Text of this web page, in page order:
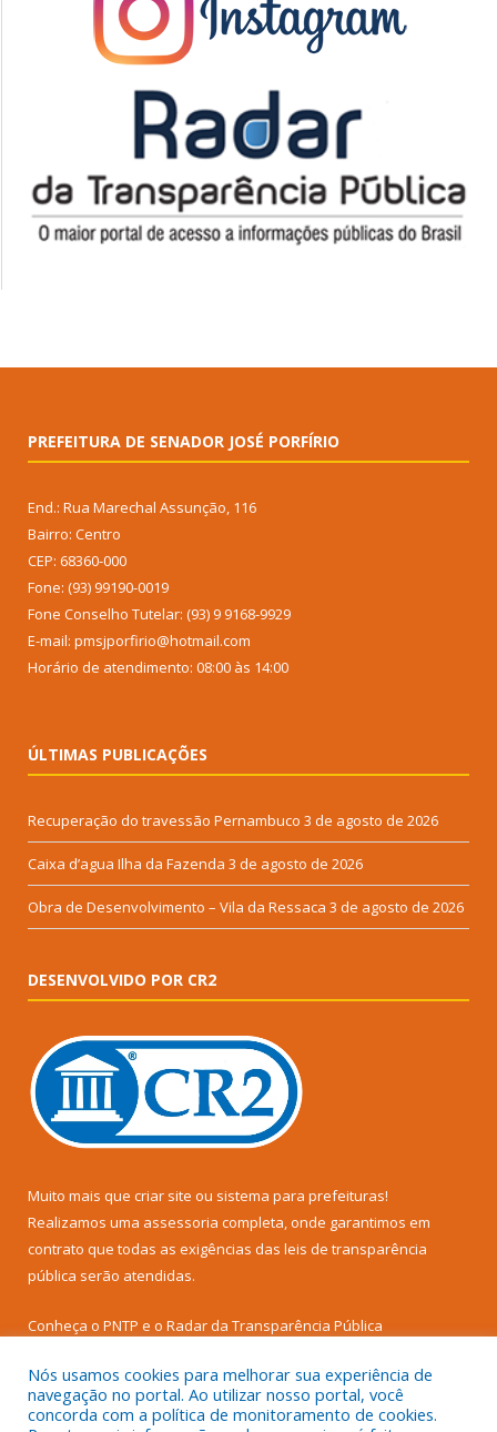
PREFEITURA DE SENADOR JOSÉ PORFÍRIO
End.: Rua Marechal Assunção, 116
Bairro: Centro
CEP: 68360-000
Fone: (93) 99190-0019
Fone Conselho Tutelar: (93) 9 9168-9929
E-mail: pmsjporfirio@hotmail.com
Horário de atendimento: 08:00 às 14:00
ÚLTIMAS PUBLICAÇÕES
Recuperação do travessão Pernambuco 3 de agosto de 2026
Caixa d’agua Ilha da Fazenda 3 de agosto de 2026
Obra de Desenvolvimento – Vila da Ressaca 3 de agosto de 2026
DESENVOLVIDO POR CR2
Muito mais que criar site ou sistema para prefeituras!
Realizamos uma assessoria completa, onde garantimos em
contrato que todas as exigências das leis de transparência
pública serão atendidas.
Conheça o PNTP e o Radar da Transparência Pública
Nós usamos cookies para melhorar sua experiência de
navegação no portal. Ao utilizar nosso portal, você
concorda com a política de monitoramento de cookies.